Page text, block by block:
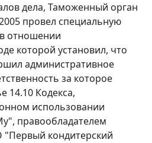
дела, Таможенный орган
провел специальную
отношении
которой установил, что
административное
за которое
14.10 Кодекса,
использовании
правообладателем
"Первый кондитерский